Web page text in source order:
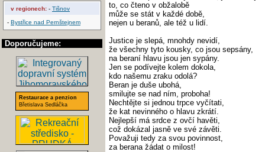
v regionech: - Tišnov
- Bystřice nad Pernštejnem
Doporučujeme:
Restaurace a penzion
Břetislava Sedláčka
to, co čteno v obžalobě
může se stát v každé době,
nejen u beranů, ale též u lidí.
Justice je slepá, mnohdy nevidí,
že všechny tyto kousky, co jsou sepsány,
na beraní hlavu jsou jen sypány.
Jen se podívejte kolem dokola,
kdo našemu zraku odolá?
Beran je duše ubohá,
smilujte se nad ním, proboha!
Nechtějte si jednou trpce vyčítati,
že kat nevinného o hlavu zkrátí.
Nejlepší má srdce z ovčí havěti,
což dokázal jasně ve své závěti.
Považuji tedy za svou povinnost,
za berana žádat o milost!